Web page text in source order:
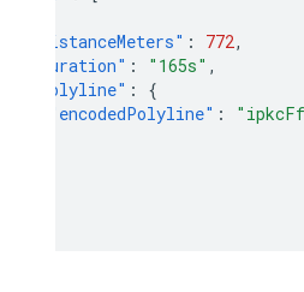
"distanceMeters" : 772,
"duration" : "165s" ,
"polyline" :
{
"encodedPolyline" :